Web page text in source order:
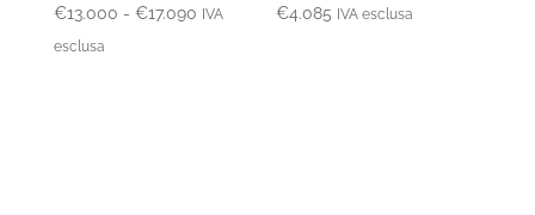
€13.000 - €17.090Fascia
IVA
esclusa
€4.085 IVA esclusa